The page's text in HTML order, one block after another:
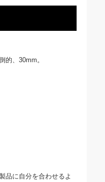
、30mm。
に自分を合わせるよ